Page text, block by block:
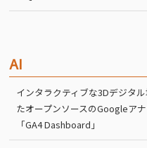
AI
インタラクティブな3Dデジタ
たオープンソースのGoogleア
「GA4 Dashboard」